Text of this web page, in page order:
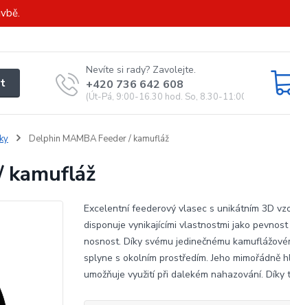
Nevíte si rady? Zavolejte.
+420 736 642 608
(Út-Pá, 9:00-16.30 hod. So, 8.30-11:00 hod.)
Delphin MAMBA Feeder / kamufláž
kamufláž
Excelentní feederový vlasec s unikátním 3D
disponuje vynikajícími vlastnostmi jako
nosnost. Díky svému jedinečnému
splyne s okolním prostředím. Jeho mimořádně
umožňuje využití při dalekém nahazování. Díky